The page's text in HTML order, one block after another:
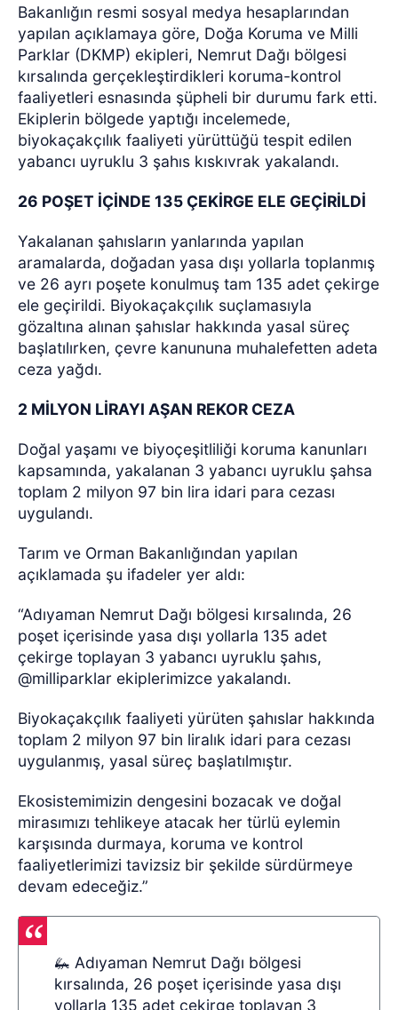
Bakanlığın resmi sosyal medya hesaplarından
yapılan açıklamaya göre, Doğa Koruma ve Milli
Parklar (DKMP) ekipleri, Nemrut Dağı bölgesi
kırsalında gerçekleştirdikleri koruma-kontrol
faaliyetleri esnasında şüpheli bir durumu fark etti.
Ekiplerin bölgede yaptığı incelemede,
biyokaçakçılık faaliyeti yürüttüğü tespit edilen
yabancı uyruklu 3 şahıs kıskıvrak yakalandı.
26 POŞET İÇİNDE 135 ÇEKİRGE ELE GEÇİRİLDİ
Yakalanan şahısların yanlarında yapılan
aramalarda, doğadan yasa dışı yollarla toplanmış
ve 26 ayrı poşete konulmuş tam 135 adet çekirge
ele geçirildi. Biyokaçakçılık suçlamasıyla
gözaltına alınan şahıslar hakkında yasal süreç
başlatılırken, çevre kanununa muhalefetten adeta
ceza yağdı.
2 MİLYON LİRAYI AŞAN REKOR CEZA
Doğal yaşamı ve biyoçeşitliliği koruma kanunları
kapsamında, yakalanan 3 yabancı uyruklu şahsa
toplam 2 milyon 97 bin lira idari para cezası
uygulandı.
Tarım ve Orman Bakanlığından yapılan
açıklamada şu ifadeler yer aldı:
“Adıyaman Nemrut Dağı bölgesi kırsalında, 26
poşet içerisinde yasa dışı yollarla 135 adet
çekirge toplayan 3 yabancı uyruklu şahıs,
@milliparklar ekiplerimizce yakalandı.
Biyokaçakçılık faaliyeti yürüten şahıslar hakkında
toplam 2 milyon 97 bin liralık idari para cezası
uygulanmış, yasal süreç başlatılmıştır.
Ekosistemimizin dengesini bozacak ve doğal
mirasımızı tehlikeye atacak her türlü eylemin
karşısında durmaya, koruma ve kontrol
faaliyetlerimizi tavizsiz bir şekilde sürdürmeye
devam edeceğiz.”
🦗 Adıyaman Nemrut Dağı bölgesi
kırsalında, 26 poşet içerisinde yasa dışı
yollarla 135 adet çekirge toplayan 3